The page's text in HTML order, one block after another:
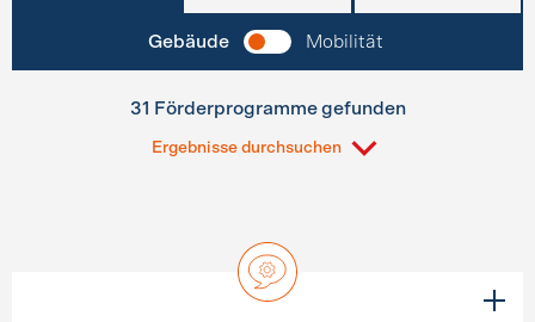
Gebäude Mobilität
31 Förderprogramme gefunden
Ergebnisse durchsuchen